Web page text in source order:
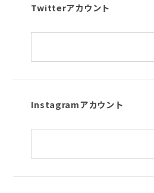
Twitterアカウント
Instagramアカウント